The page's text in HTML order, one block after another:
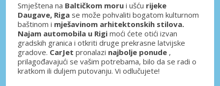
Smještena na Baltičkom moru i ušću rijeke
Daugave, Riga se može pohvaliti bogatom kulturnom
baštinom i mješavinom arhitektonskih stilova.
Najam automobila u Rigi moći ćete otići izvan
gradskih granica i otkriti druge prekrasne latvijske
gradove. CarJet pronalazi najbolje ponude ,
prilagođavajući se vašim potrebama, bilo da se radi o
kratkom ili duljem putovanju. Vi odlučujete!